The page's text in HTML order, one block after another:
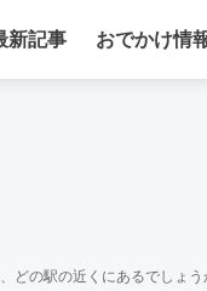
新記事 おでかけ情
どの駅の近くにあるでしょう